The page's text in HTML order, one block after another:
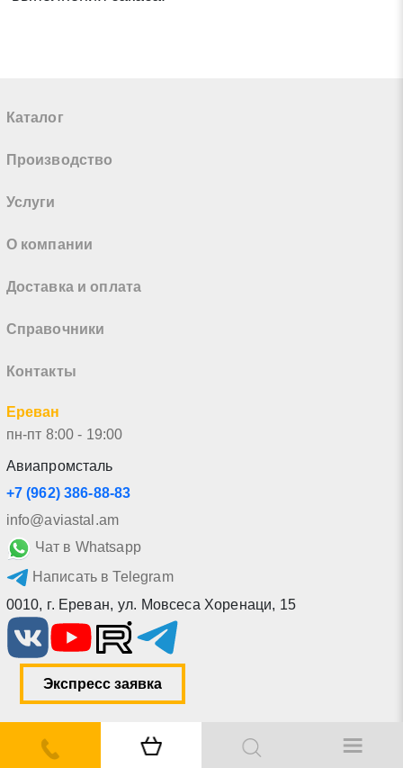
Каталог
Производство
Услуги
О компании
Доставка и оплата
Справочники
Контакты
Ереван
пн-пт 8:00 - 19:00
Авиапромсталь
+7 (962) 386-88-83
info@aviastal.am
Чат в Whatsapp
Написать в Telegram
0010, г. Ереван, ул. Мовсеса Хоренаци, 15
Экспресс заявка